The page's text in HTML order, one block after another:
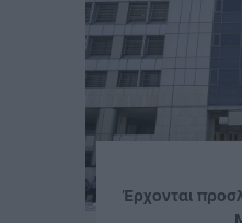
Έρχονται